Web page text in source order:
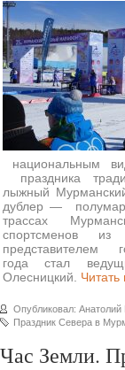
национальным
праздника
лыжный
дублер —
трассах
спортсменов
представителем
года стал
Олесницкий. Читать
Опубликовал: Анатолий
Праздник Севера в
Час Земли.